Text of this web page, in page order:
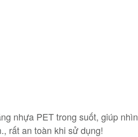
nhựa PET trong suốt, giúp nhìn
rất an toàn khi sử dụng!